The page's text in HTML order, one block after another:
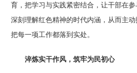
育，把学习与实践紧密结合，让干部在参
深刻理解红色精神的时代内涵，从而主动
把每一项工作都落到实处。
淬炼实干作风，筑牢为民初心